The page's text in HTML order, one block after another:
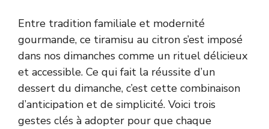
Entre tradition familiale et modernité
gourmande, ce tiramisu au citron s’est imposé
dans nos dimanches comme un rituel délicieux
et accessible. Ce qui fait la réussite d’un
dessert du dimanche, c’est cette combinaison
d’anticipation et de simplicité. Voici trois
gestes clés à adopter pour que chaque